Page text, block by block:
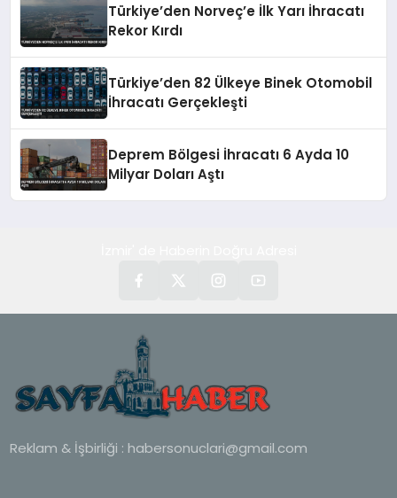
Türkiye’den Norveç’e İlk Yarı İhracatı
Rekor Kırdı
Türkiye’den 82 Ülkeye Binek Otomobil
İhracatı Gerçekleşti
Deprem Bölgesi İhracatı 6 Ayda 10
Milyar Doları Aştı
Reklam & İşbirliği : habersonuclari@gmail.com